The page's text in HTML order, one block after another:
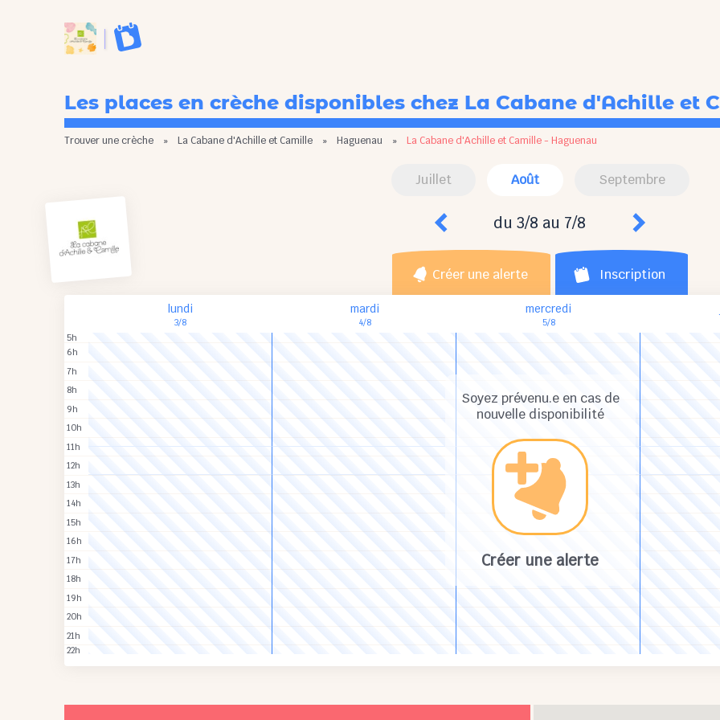
Les places en crèche disponibles chez La Cabane d'Achille et
Trouver une crèche » La Cabane d'Achille et Camille » Haguenau » La Cabane d'Achille et Camille - Haguenau
Juillet Août Septembre
du 3/8 au 7/8
Créer une alerte Inscription
Soyez prévenu.e en cas de
nouvelle disponibilité
Créer une alerte
lundi
3/8
mardi
4/8
mercredi
5/8
5h
6h
7h
8h
9h
10h
11h
12h
13h
14h
15h
16h
17h
18h
19h
20h
21h
22h